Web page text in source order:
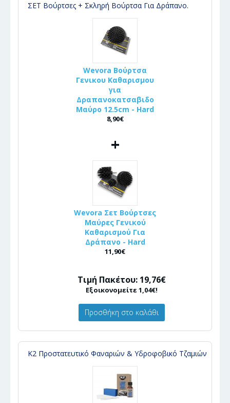
ΣΕΤ Βούρτσες + Σκληρή Βούρτσα Για Δράπανο.
Wevora Βούρτσα
Γενικου Καθαρισμου
για
Δραπανοκατσαβιδο
Μαύρο 12.5cm - Hard
8,90€
+
Wevora Σετ Βούρτσες
Μαύρες Γενικού
Καθαρισμού Για
Δράπανο - Hard
11,90€
Τιμή Πακέτου: 19,76€
Εξοικονομείτε 1,04€!
Προσθήκη στο καλάθι
Κ2 Προστατευτικό Φαναριών & Υδροφοβικό Τζαμιών